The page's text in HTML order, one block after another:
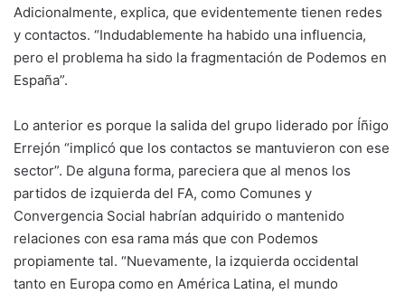
Adicionalmente, explica, que evidentemente tienen redes
y contactos. “Indudablemente ha habido una influencia,
pero el problema ha sido la fragmentación de Podemos en
España”.
Lo anterior es porque la salida del grupo liderado por Íñigo
Errejón “implicó que los contactos se mantuvieron con ese
sector”. De alguna forma, pareciera que al menos los
partidos de izquierda del FA, como Comunes y
Convergencia Social habrían adquirido o mantenido
relaciones con esa rama más que con Podemos
propiamente tal. “Nuevamente, la izquierda occidental
tanto en Europa como en América Latina, el mundo